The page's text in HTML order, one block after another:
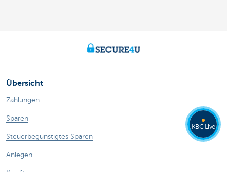
Übersicht
Zahlungen
Sparen
Steuerbegünstigtes Sparen
Anlegen
Kredite
KBC Live